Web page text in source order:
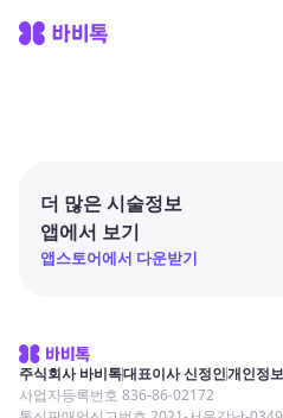
더 많은 시술정보
앱에서 보기
앱스토어에서 다운받기
주식회사 바비톡대표이사 신정인개인정
사업자등록번호 836-86-02172